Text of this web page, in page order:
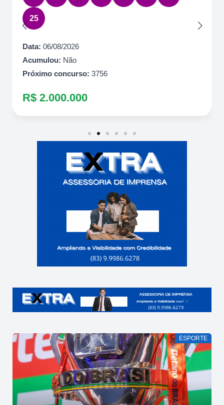
25
Data: 06/08/2026
Acumulou: Não
Próximo concurso: 3756
R$ 2.000.000
ESPORTE